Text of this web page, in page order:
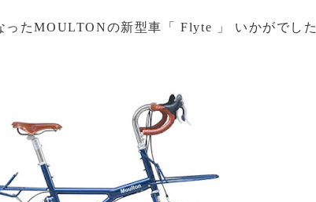
ったMOULTONの新型車「 Flyte 」 いかがでした